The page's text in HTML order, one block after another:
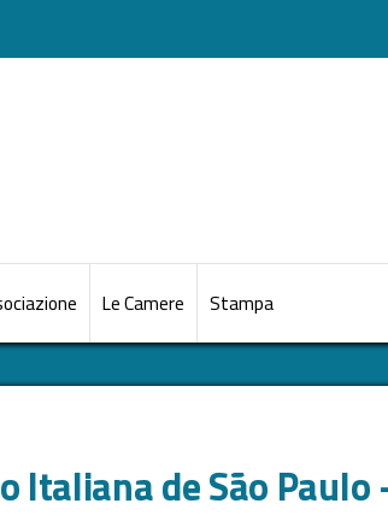
Le Camere Stampa
Italiana de São Paulo